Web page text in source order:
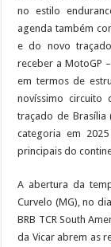
no estilo
agenda também
e do novo
receber a MotoGP
em termos de
novíssimo circuito
traçado de Brasília
categoria em
principais do
A abertura da
Curvelo (MG), no
BRB TCR South
da Vicar abrem as